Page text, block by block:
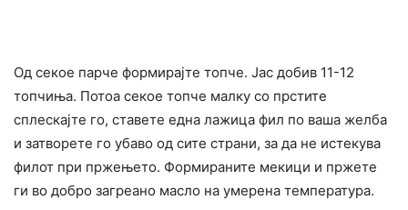
Од секое парче формирајте топче. Јас добив 11-12
топчиња. Потоа секое топче малку со прстите
сплескајте го, ставете една лажица фил по ваша желба
и затворете го убаво од сите страни, за да не истекува
филот при пржењето. Формираните мекици и пржете
ги во добро загреано масло на умерена температура.